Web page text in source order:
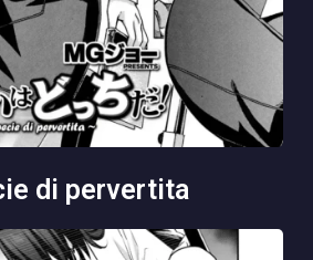
di pervertita